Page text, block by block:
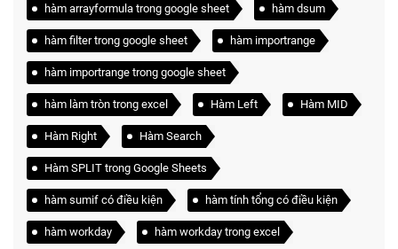
hàm arrayformula trong google sheet hàm dsum
hàm filter trong google sheet hàm importrange
hàm importrange trong google sheet
hàm làm tròn trong excel Hàm Left Hàm MID
Hàm Right Hàm Search
Hàm SPLIT trong Google Sheets
hàm sumif có điều kiện hàm tính tổng có điều kiện
hàm workday hàm workday trong excel